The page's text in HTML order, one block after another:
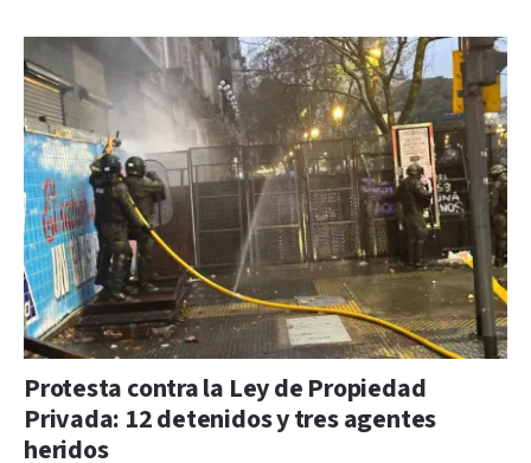
Protesta contra la Ley de Propiedad
Privada: 12 detenidos y tres agentes
heridos